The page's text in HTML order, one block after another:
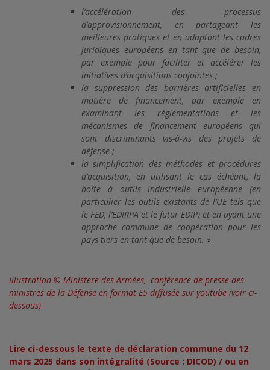
l’accélération des processus
d’approvisionnement, en partageant les
meilleures pratiques et en adaptant les cadres
juridiques européens en tant que de besoin,
par exemple pour faciliter et accélérer les
initiatives d’acquisitions conjointes ;
la suppression des barrières artificielles en
matière de financement, par exemple en
examinant les réglementations et les
mécanismes de financement européens qui
sont discriminants vis-à-vis des projets de
défense ;
la simplification des méthodes et procédures
d’acquisition, en utilisant le cas échéant, la
boîte à outils industrielle européenne (en
particulier les outils existants de l’UE tels que
le FED, l’EDIRPA et le futur EDIP) et en ayant une
approche commune de coopération pour les
pays tiers en tant que de besoin. »
Illustration © Ministere des Armées, conférence de presse des
ministres de la Défense en format E5 diffusée sur youtube (voir ci-
dessous)
Lire ci-dessous le texte de déclaration commune du 12
mars 2025 dans son intégralité (Source : DICOD) / ou en